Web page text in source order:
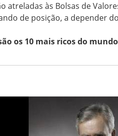
atreladas às Bolsas de
de posição, a depender
os 10 mais ricos do